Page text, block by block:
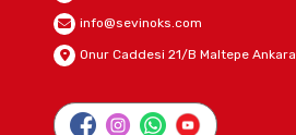
info@sevinoks.com
Onur Caddesi 21/B Maltepe Ankara